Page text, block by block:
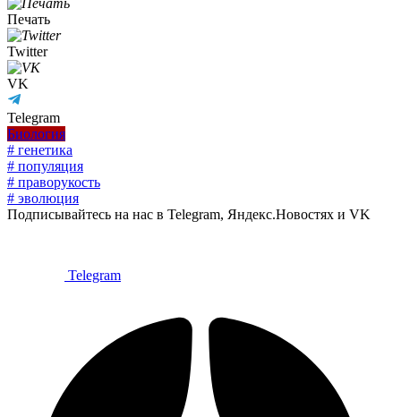
Печать
Twitter
VK
Telegram
Биология
# генетика
# популяция
# праворукость
# эволюция
Подписывайтесь на нас в Telegram, Яндекс.Новостях и VK
Telegram